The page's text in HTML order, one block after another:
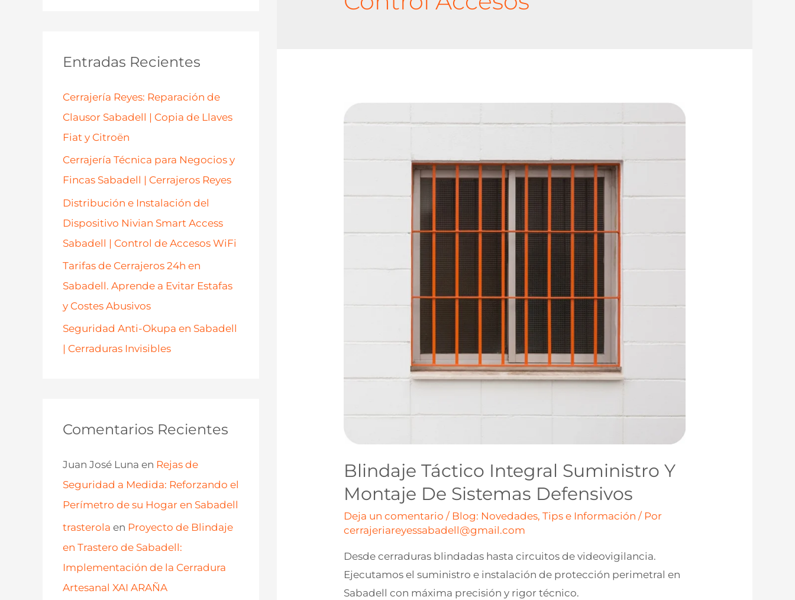
rEntradas Recientes
Cerrajería Reyes: Reparación de
Clausor Sabadell | Copia de Llaves
Fiat y Citroën
Cerrajería Técnica para Negocios y
Fincas Sabadell | Cerrajeros Reyes
Distribución e Instalación del
Dispositivo Nivian Smart Access
Sabadell | Control de Accesos WiFi
Tarifas de Cerrajeros 24h en
Sabadell. Aprende a Evitar Estafas
y Costes Abusivos
Seguridad Anti-Okupa en Sabadell
| Cerraduras Invisibles
Comentarios Recientes
Juan José Luna en Rejas de
Seguridad a Medida: Reforzando el
Perímetro de su Hogar en Sabadell
trasterola en Proyecto de Blindaje
en Trastero de Sabadell:
Implementación de la Cerradura
Artesanal XAI ARAÑA
Blindaje Táctico Integral Suministro Y
Montaje De Sistemas Defensivos
Deja un comentario / Blog: Novedades, Tips e Información / Por
cerrajeriareyessabadell@gmail.com
Desde cerraduras blindadas hasta circuitos de videovigilancia.
Ejecutamos el suministro e instalación de protección perimetral en
Sabadell con máxima precisión y rigor técnico.